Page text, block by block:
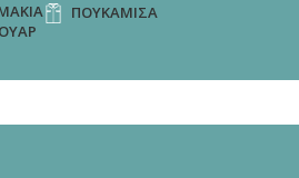
ΠΟΥΚΆΜΙΣΑ